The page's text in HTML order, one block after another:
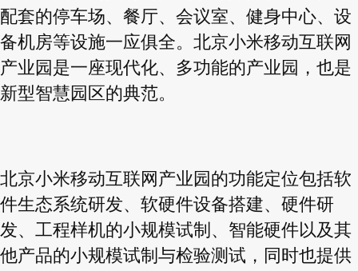
配套的停车场、餐厅、会议室、健身中心、设
备机房等设施一应俱全。北京小米移动互联网
产业园是一座现代化、多功能的产业园，也是
新型智慧园区的典范。
北京小米移动互联网产业园的功能定位包括软
件生态系统研发、软硬件设备搭建、硬件研
发、工程样机的小规模试制、智能硬件以及其
他产品的小规模试制与检验测试，同时也提供